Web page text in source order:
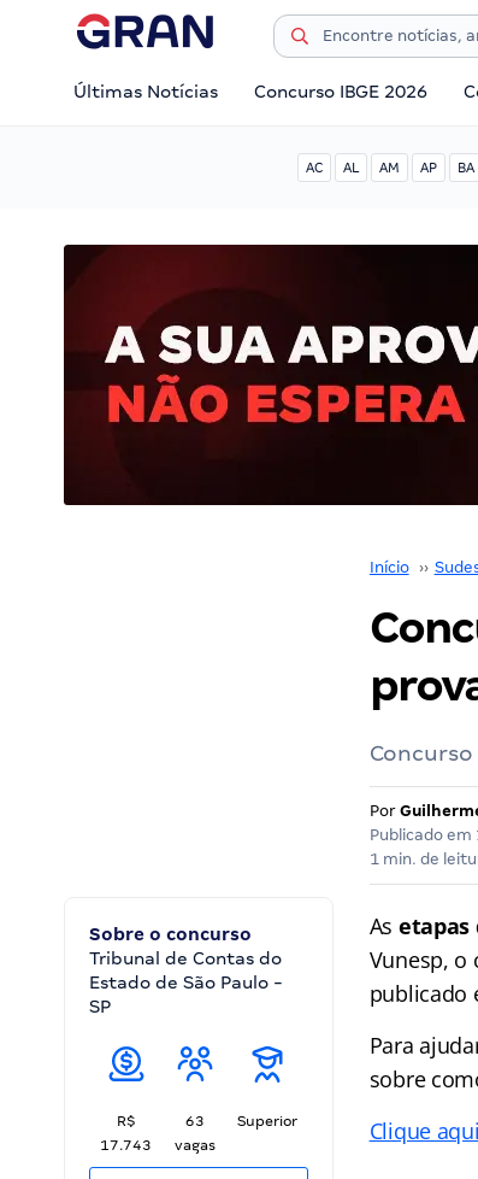
Últimas Notícias Concurso IBGE 2026
AC AL AM AP BA
Início ››
Por
Publicado em
1 min. de
Sobre o concurso
Tribunal de Contas do
Estado de São Paulo -
SP
R$
17.743
63
vagas
Superior
As etapas
Vunesp, o
publicado
Para
sobre
Clique